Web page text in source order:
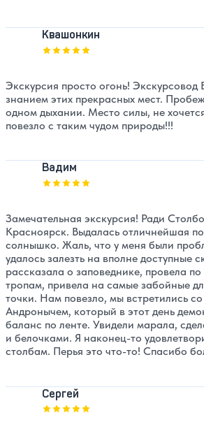
Квашонкин
Оценка, количество звезд:
Экскурсия просто огонь! Экскурсовод
знанием этих прекрасных мест.
одном дыхании. Место силы, не
повезло с таким чудом природы!!!
Вадим
Оценка, количество звезд:
Замечательная экскурсия! Ради
Красноярск. Выдалась отличнейшая
солнышко. Жаль, что у меня были
удалось залезть на вполне доступные
рассказала о заповеднике, провела
тропам, привела на самые забойные
точки. Нам повезло, мы встретились
Андронычем, который в этот день
баланс по ленте. Увидели марала,
и белочками. Я наконец-то
столбам. Перья это что-то! Спасибо
Сергей
Оценка, количество звезд: